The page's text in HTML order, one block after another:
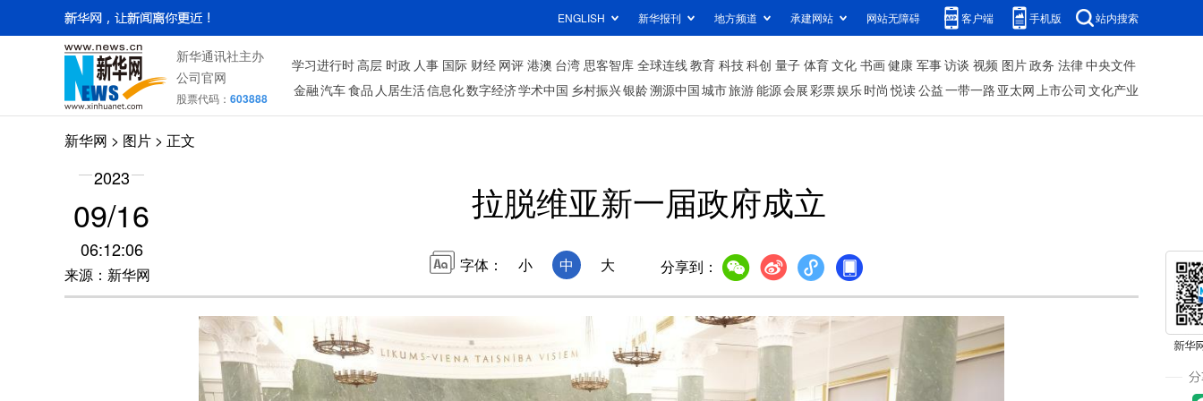
ENGLISH 新华报刊 地方频道 承建网站 网站无障碍 客户端 手机版 站内搜索
新华通讯社主办
公司官网
股票代码： 603888
学习进行时高层 时政 人事 国际 财经 网评 港澳 台湾 思客智库 全球连线教育 科技科创 量子 体育文化 书画健康 军事访谈 视频 图片政务 法律中央文件
金融汽车食品 人居生活信息化数字经济学术中国 乡村振兴银龄溯源中国城市旅游能源会展彩票娱乐时尚 悦读公益一带一路 亚太网上市公司 文化产业
新华网 > 图片 > 正文
2023
09/16
06:12:06
来源：新华网
拉脱维亚新一届政府成立
字体： 小 中 大 分享到：